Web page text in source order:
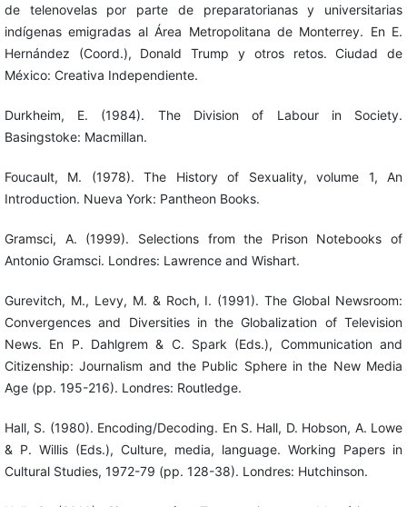
de telenovelas por parte de preparatorianas y universitarias
indígenas emigradas al Área Metropolitana de Monterrey. En E.
Hernández (Coord.), Donald Trump y otros retos. Ciudad de
México: Creativa Independiente.
Durkheim, E. (1984). The Division of Labour in Society.
Basingstoke: Macmillan.
Foucault, M. (1978). The History of Sexuality, volume 1, An
Introduction. Nueva York: Pantheon Books.
Gramsci, A. (1999). Selections from the Prison Notebooks of
Antonio Gramsci. Londres: Lawrence and Wishart.
Gurevitch, M., Levy, M. & Roch, I. (1991). The Global Newsroom:
Convergences and Diversities in the Globalization of Television
News. En P. Dahlgrem & C. Spark (Eds.), Communication and
Citizenship: Journalism and the Public Sphere in the New Media
Age (pp. 195-216). Londres: Routledge.
Hall, S. (1980). Encoding/Decoding. En S. Hall, D. Hobson, A. Lowe
& P. Willis (Eds.), Culture, media, language. Working Papers in
Cultural Studies, 1972-79 (pp. 128-38). Londres: Hutchinson.